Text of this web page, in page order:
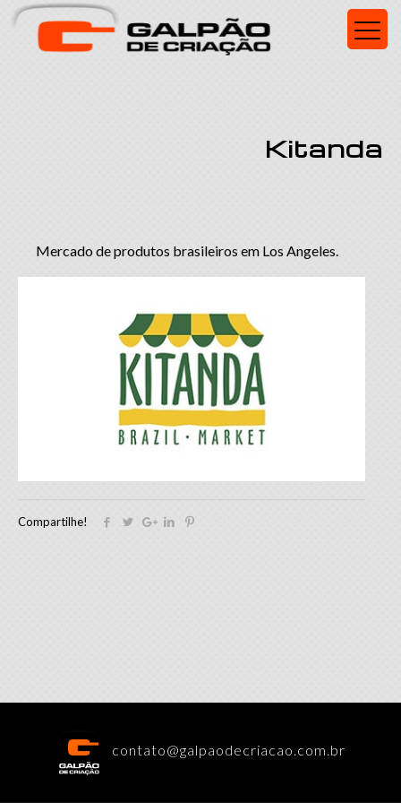
Kitanda
Mercado de produtos brasileiros em Los Angeles.
Compartilhe!
contato@galpaodecriacao.com.br